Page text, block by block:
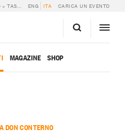
»TASTABEN ENG ITA CARICA UN EVENTO
MAGAZINE SHOP
DON CONTERNO